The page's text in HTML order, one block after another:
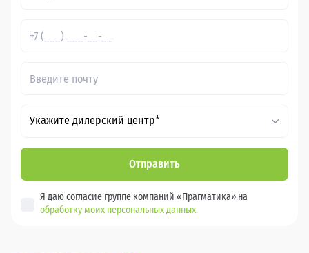
Укажите дилерский центр*
Отправить
Я даю согласие группе компаний «Прагматика» на
обработку моих персональных данных.